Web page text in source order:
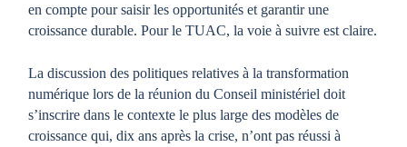
en compte pour saisir les opportunités et garantir une
croissance durable. Pour le TUAC, la voie à suivre est claire.
La discussion des politiques relatives à la transformation
numérique lors de la réunion du Conseil ministériel doit
s’inscrire dans le contexte le plus large des modèles de
croissance qui, dix ans après la crise, n’ont pas réussi à